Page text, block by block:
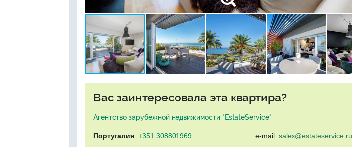
Вас заинтересовала эта квартира?
Агентство зарубежной недвижимости "EstateService"
Португалия: +351 308801969 e-mail: sales@estateservice.ru